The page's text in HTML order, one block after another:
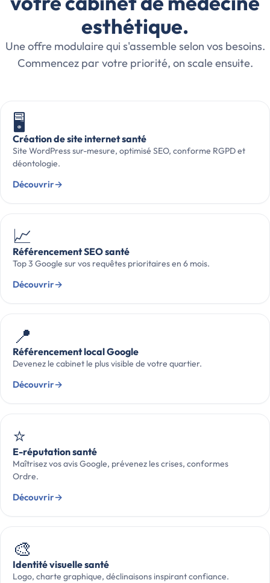
esthétique.
Une offre modulaire qui s'assemble selon vos besoins.
Commencez par votre priorité, on scale ensuite.
🖥️
Création de site internet santé
Site WordPress sur-mesure, optimisé SEO, conforme RGPD et
déontologie.
Découvrir→
📈
Référencement SEO santé
Top 3 Google sur vos requêtes prioritaires en 6 mois.
Découvrir→
📍
Référencement local Google
Devenez le cabinet le plus visible de votre quartier.
Découvrir→
⭐
E-réputation santé
Maîtrisez vos avis Google, prévenez les crises, conformes
Ordre.
Découvrir→
🎨
Identité visuelle santé
Logo, charte graphique, déclinaisons inspirant confiance.